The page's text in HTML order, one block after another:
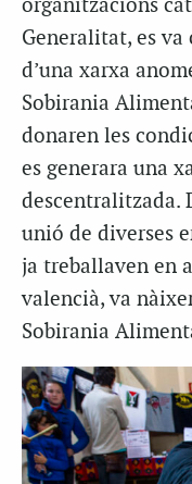
organitzacions
Generalitat, es
d’una xarxa
Sobirania
donaren les
es generara una
descentralitzada.
unió de diverses
ja treballaven en
valencià, va
Sobirania